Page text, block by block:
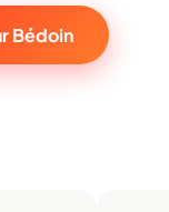
Bédoin